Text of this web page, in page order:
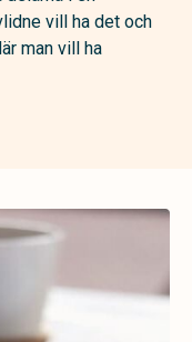
vill ha det och
man vill ha